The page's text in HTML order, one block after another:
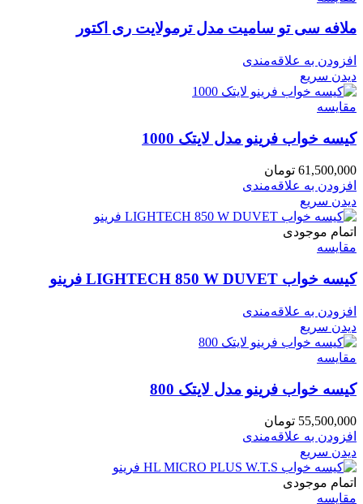
ملافه سی تو سامیت مدل ترمولایت ری اکتور
افزودن به علاقه‌مندی
دیدن سریع
مقایسه
کیسه خواب فرینو مدل لایتک 1000
61,500,000 تومان
افزودن به علاقه‌مندی
دیدن سریع
اتمام موجودی
مقایسه
کیسه خواب LIGHTECH 850 W DUVET فرینو
افزودن به علاقه‌مندی
دیدن سریع
مقایسه
کیسه خواب فرینو مدل لایتک 800
55,500,000 تومان
افزودن به علاقه‌مندی
دیدن سریع
اتمام موجودی
مقایسه